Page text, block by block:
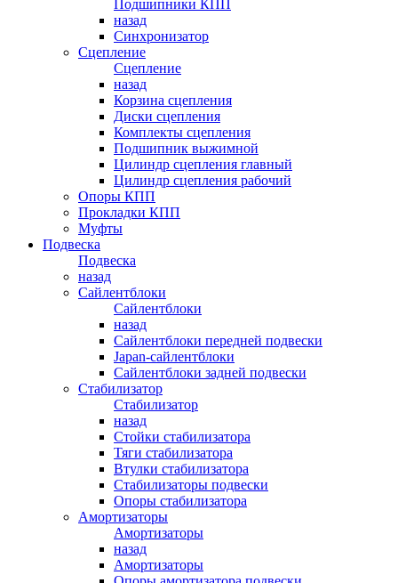
Подшипники КПП
назад
Синхронизатор
Сцепление
Сцепление
назад
Корзина сцепления
Диски сцепления
Комплекты сцепления
Подшипник выжимной
Цилиндр сцепления главный
Цилиндр сцепления рабочий
Опоры КПП
Прокладки КПП
Муфты
Подвеска
Подвеска
назад
Сайлентблоки
Сайлентблоки
назад
Сайлентблоки передней подвески
Japan-сайлентблоки
Сайлентблоки задней подвески
Стабилизатор
Стабилизатор
назад
Стойки стабилизатора
Тяги стабилизатора
Втулки стабилизатора
Стабилизаторы подвески
Опоры стабилизатора
Амортизаторы
Амортизаторы
назад
Амортизаторы